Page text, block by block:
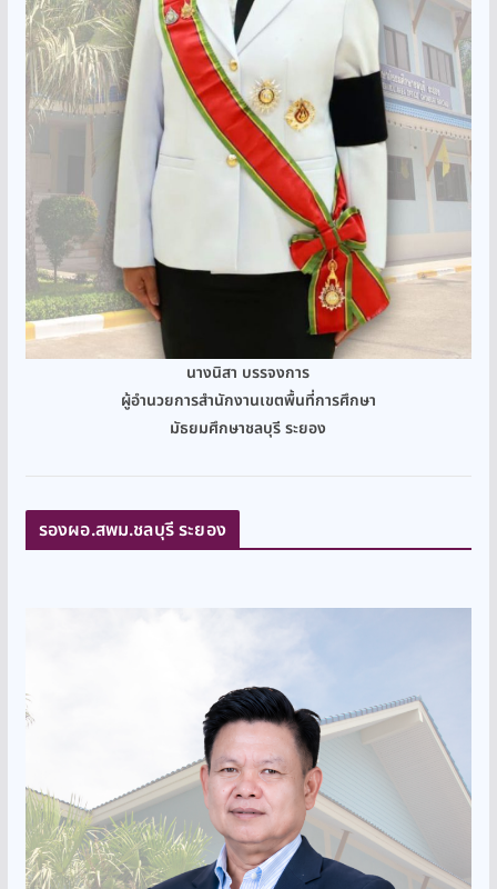
นางนิสา บรรจงการ
ผู้อำนวยการสำนักงานเขตพื้นที่การศึกษา
มัธยมศึกษาชลบุรี ระยอง
รองผอ.สพม.ชลบุรี ระยอง